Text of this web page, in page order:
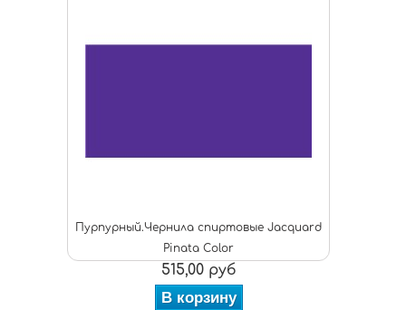
Пурпурный.Чернила спиртовые Jacquard
Pinata Color
515,00 руб
В корзину